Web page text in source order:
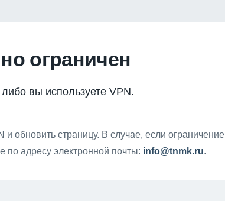
ограничен
вы используете VPN.
обновить страницу. В случае, если
адресу электронной почты: info@tnmk.ru.